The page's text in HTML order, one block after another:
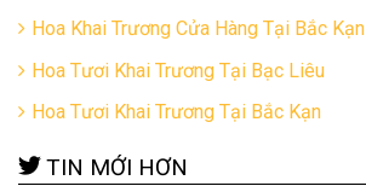
Hoa Khai Trương Cửa Hàng Tại Bắc Kạn
Hoa Tươi Khai Trương Tại Bạc Liêu
Hoa Tươi Khai Trương Tại Bắc Kạn
TIN MỚI HƠN